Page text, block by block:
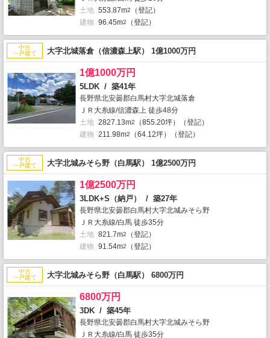
土地 553.87m2
（登記）
建物 96.45m2 （登記）
中古
一戸建て
大字北城落倉（信濃森上駅） 1億1000万円
1億1000万円
5LDK / 築41年
長野県北安曇郡白馬村大字北城落倉
ＪＲ大糸線/信濃森上 徒歩48分
土地 2827.13m2
（855.20坪）（登記）
建物 211.98m2 （64.12坪）（登記）
中古
一戸建て
大字北城みそら野（白馬駅） 1億2500万円
1億2500万円
3LDK+S（納戸） / 築27年
長野県北安曇郡白馬村大字北城みそら野
ＪＲ大糸線/白馬 徒歩35分
土地 821.7m2
（登記）
建物 91.54m2 （登記）
中古
一戸建て
大字北城みそら野（白馬駅） 6800万円
6800万円
3DK / 築45年
長野県北安曇郡白馬村大字北城みそら野
ＪＲ大糸線/白馬 徒歩35分